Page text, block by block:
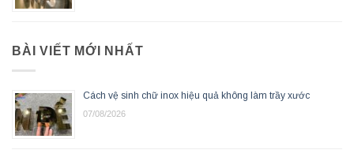
BÀI VIẾT MỚI NHẤT
Cách vệ sinh chữ inox hiệu quả không làm trầy xước
07/08/2026